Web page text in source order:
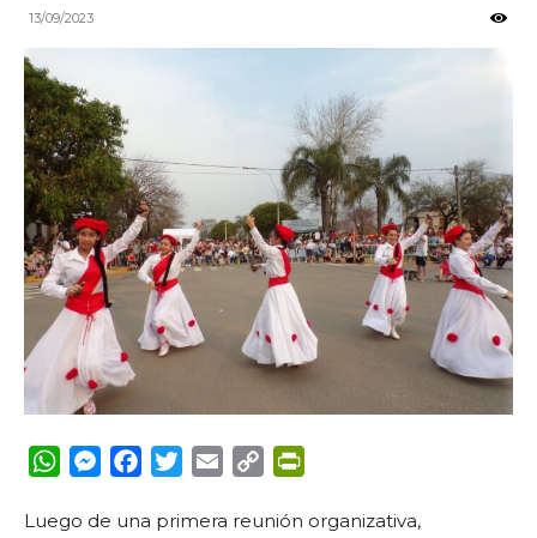
13/09/2023
WhatsApp
Messenger
FacebookTwitterEmail Copy
Luego de una primera reunión organizativa,